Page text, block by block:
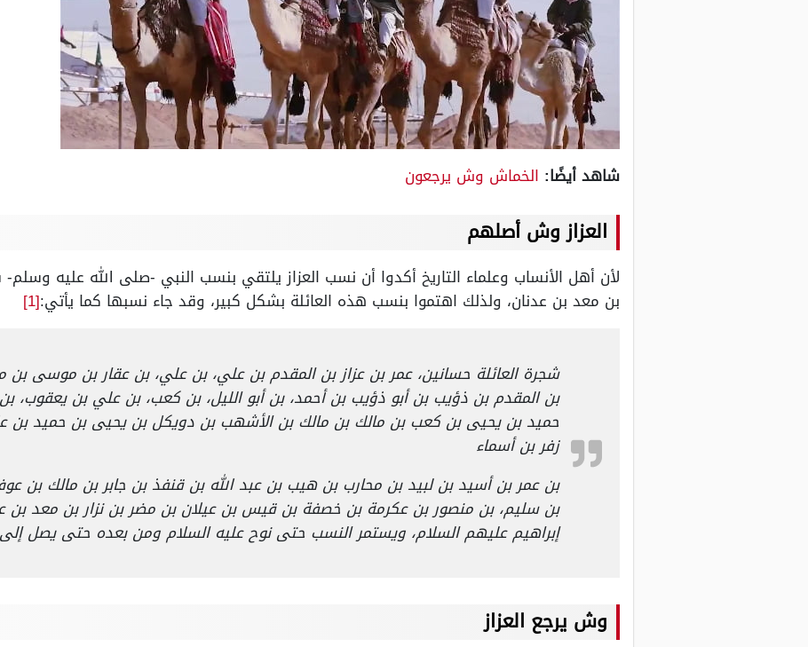
شاهد أيضًا: الخماش وش يرجعون
العزاز وش أصلهم
لأن أهل الأنساب وعلماء التاريخ أكدوا أن نسب العزاز يلتقي بنسب النبي -صلى الله عليه
بن معد بن عدنان، ولذلك اهتموا بنسب هذه العائلة بشكل كبير، وقد جاء نسبها كما يأتي:[1]
شجرة العائلة حسانين، عمر بن عزاز بن المقدم بن علي، بن علي، بن عقار بن موسى بن
بن المقدم بن ذؤيب بن أبو ذؤيب بن أحمد، بن أبو الليل، بن كعب، بن علي بن يعقوب،
حميد بن يحيى بن كعب بن مالك بن مالك بن الأشهب بن دويكل بن يحيى بن حميد بن
زفر بن أسماء
بن عمر بن أسيد بن لبيد بن محارب بن هيب بن عبد الله بن قنفذ بن جابر بن مالك بن
بن سليم، بن منصور بن عكرمة بن خصفة بن قيس بن عيلان بن مضر بن نزار بن معد بن
إبراهيم عليهم السلام، ويستمر النسب حتى نوح عليه السلام ومن بعده حتى يصل
وش يرجع العزاز